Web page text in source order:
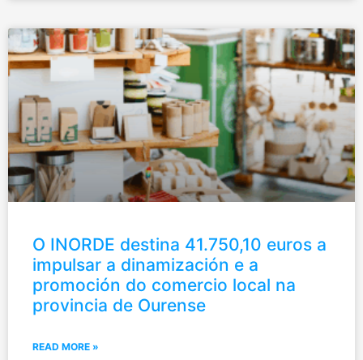
O INORDE destina 41.750,10 euros a
impulsar a dinamización e a
promoción do comercio local na
provincia de Ourense
READ MORE »